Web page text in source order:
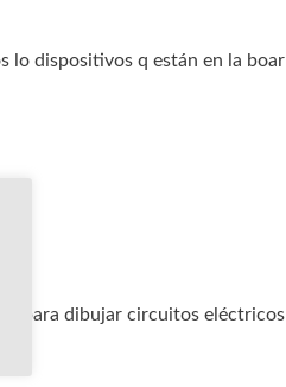
lo dispositivos q están en la boar
para dibujar circuitos eléctricos